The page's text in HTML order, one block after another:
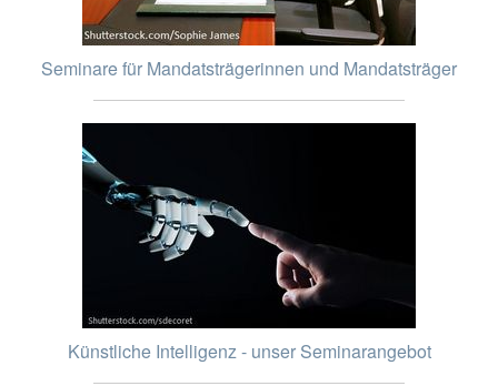
Seminare für Mandatsträgerinnen und Mandatsträger
Künstliche Intelligenz - unser Seminarangebot